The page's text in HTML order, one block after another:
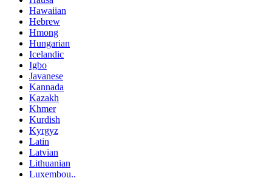
Hawaiian
Hebrew
Hmong
Hungarian
Icelandic
Igbo
Javanese
Kannada
Kazakh
Khmer
Kurdish
Kyrgyz
Latin
Latvian
Lithuanian
Luxembou..